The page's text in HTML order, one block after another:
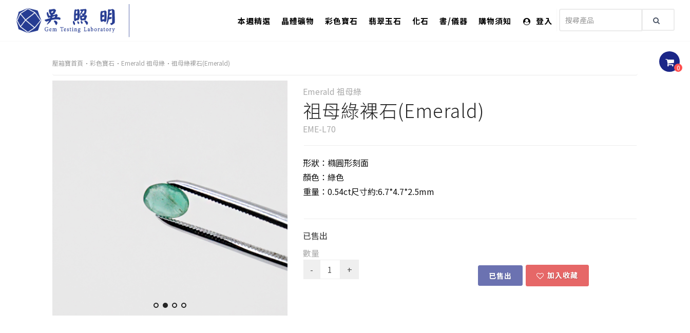
本週精選 晶體礦物 彩色寶石 翡翠玉石 化石 書/儀器 購物須知 登入
0
壓箱寶首頁 彩色寶石 Emerald 祖母綠 祖母綠裸石(Emerald)
Emerald 祖母綠
祖母綠裸石(Emerald)
EME-L70
形狀：橢圓形刻面
顏色：綠色
重量：0.54ct尺寸約:6.7*4.7*2.5mm
已售出
數量
已售出 加入收藏